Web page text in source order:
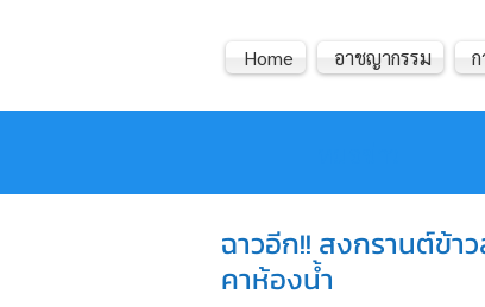
Home อาชญากรรม
ฉาวอีก!! สงกรานต์ข้า
คาห้องน้ำ